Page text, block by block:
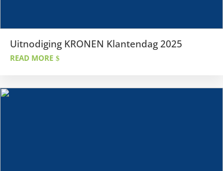
Uitnodiging KRONEN Klantendag 2025
READ MORE